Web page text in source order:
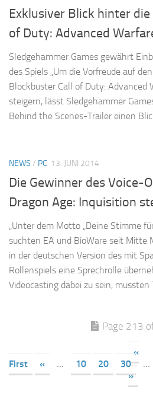
Exklusiver Blick hinter die
of Duty: Advanced
Sledgehammer Games gewährt
des Spiels „Um die Vorfreude auf
Blockbuster Call of Duty: Advanced
steigern, lässt Sledgehammer
Behind the Scenes-Trailer einen
NEWS / PC 13. JUNI 2014
Die Gewinner des Voice-
Dragon Age: Inquisition
„Unter dem Motto „Deine Stimme
suchten EA und BioWare seit Mitte
in der deutschen Version des mit
Rollenspiels eine Sprechrolle
Videocasting dabei zu sein, mussten
Page 213
«
First
« ... 10 20 30 ...
»